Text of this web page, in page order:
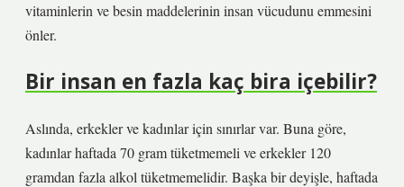
vitaminlerin ve besin maddelerinin insan vücudunu emmesini
önler.
Bir insan en fazla kaç bira içebilir?
Aslında, erkekler ve kadınlar için sınırlar var. Buna göre,
kadınlar haftada 70 gram tüketmemeli ve erkekler 120
gramdan fazla alkol tüketmemelidir. Başka bir deyişle, haftada